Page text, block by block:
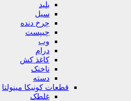
بلید
سیل
چرخ دنده
چیپست
وب
درام
کاغذ کش
ناخنک
دسته
قطعات کونیکا مینولتا
غلطک